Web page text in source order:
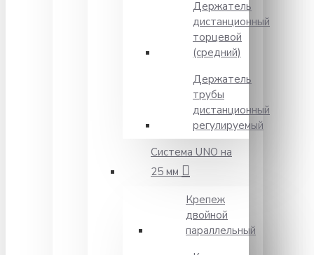
Держатель
дистанционный
торцевой
(средний)
Держатель
трубы
дистанционный
регулируемый
Система UNO на
25 мм
Крепеж
двойной
параллельный